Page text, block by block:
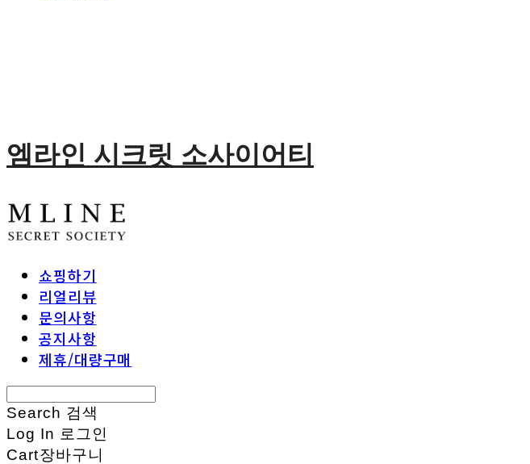
엠라인 시크릿 소사이어티
쇼핑하기
리얼리뷰
문의사항
공지사항
제휴/대량구매
Search 검색
Log In 로그인
Cart장바구니